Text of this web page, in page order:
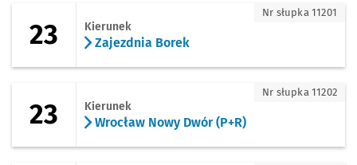
23 - kierunek Zajezdnia Borek
23 Kierunek
Zajezdnia Borek
Nr słupka 11201
23 - kierunek Wrocław Nowy Dwór
23 Kierunek
Wrocław Nowy Dwór (P+R)
Nr słupka 11202